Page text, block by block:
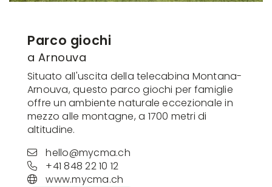
Parco giochi
a Arnouva
Situato all'uscita della telecabina Montana-
Arnouva, questo parco giochi per famiglie
offre un ambiente naturale eccezionale in
mezzo alle montagne, a 1700 metri di
altitudine.
hello@mycma.ch
+41 848 22 10 12
www.mycma.ch